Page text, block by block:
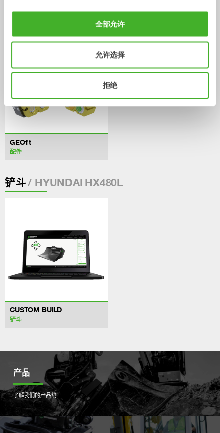
全部允许
允许选择
拒绝
GEOfit
配件
铲斗/ HYUNDAI HX480L
CUSTOM BUILD
铲斗
产品
了解我们的产品线